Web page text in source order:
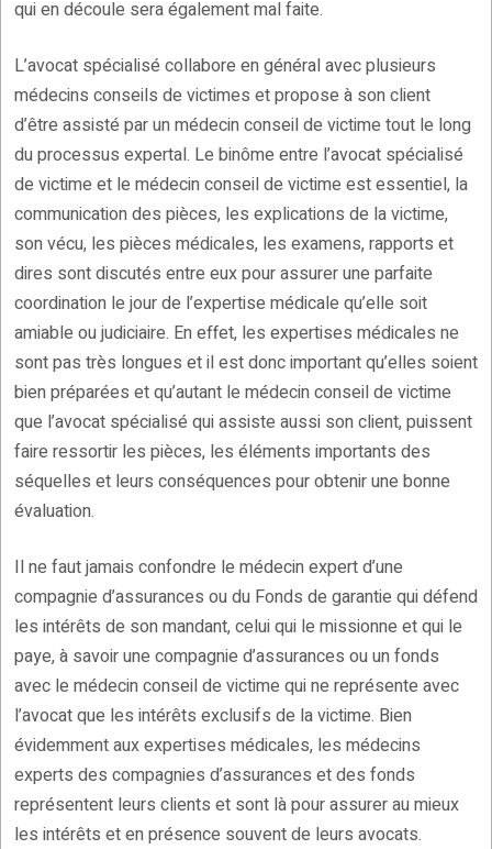
qui en découle sera également mal faite.
L’avocat spécialisé collabore en général avec plusieurs
médecins conseils de victimes et propose à son client
d’être assisté par un médecin conseil de victime tout le long
du processus expertal. Le binôme entre l’avocat spécialisé
de victime et le médecin conseil de victime est essentiel, la
communication des pièces, les explications de la victime,
son vécu, les pièces médicales, les examens, rapports et
dires sont discutés entre eux pour assurer une parfaite
coordination le jour de l’expertise médicale qu’elle soit
amiable ou judiciaire. En effet, les expertises médicales ne
sont pas très longues et il est donc important qu’elles soient
bien préparées et qu’autant le médecin conseil de victime
que l’avocat spécialisé qui assiste aussi son client, puissent
faire ressortir les pièces, les éléments importants des
séquelles et leurs conséquences pour obtenir une bonne
évaluation.
Il ne faut jamais confondre le médecin expert d’une
compagnie d’assurances ou du Fonds de garantie qui défend
les intérêts de son mandant, celui qui le missionne et qui le
paye, à savoir une compagnie d’assurances ou un fonds
avec le médecin conseil de victime qui ne représente avec
l’avocat que les intérêts exclusifs de la victime. Bien
évidemment aux expertises médicales, les médecins
experts des compagnies d’assurances et des fonds
représentent leurs clients et sont là pour assurer au mieux
les intérêts et en présence souvent de leurs avocats.